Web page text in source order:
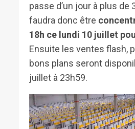
passe d’un jour à plus de
faudra donc être
18h ce lundi 10 juillet
Ensuite les ventes flash,
bons plans seront
juillet à 23h59.